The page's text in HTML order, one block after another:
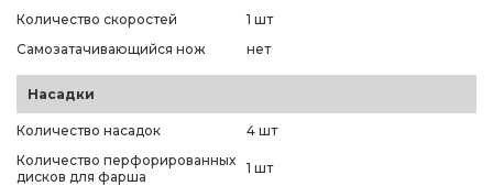
Количество скоростей
1 шт
Самозатачивающийся нож
нет
Насадки
Количество насадок
4 шт
Количество перфорированных
дисков для фарша
1 шт